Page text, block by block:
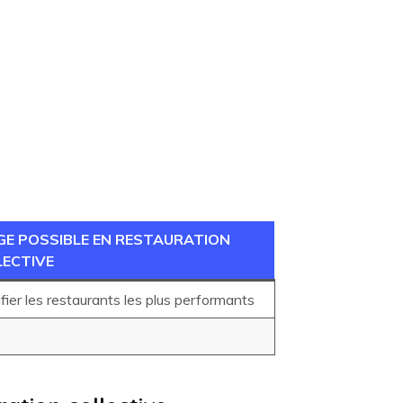
POSSIBLE EN RESTAURATION
les restaurants les plus performants